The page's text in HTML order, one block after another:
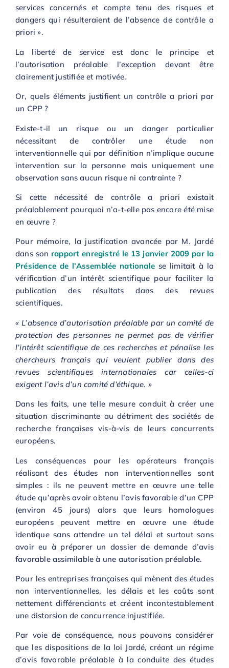
services concernés et compte tenu des risques et
dangers qui résulteraient de l’absence de contrôle a
priori ».
La liberté de service est donc le principe et
l’autorisation préalable l’exception devant être
clairement justifiée et motivée.
Or, quels éléments justifient un contrôle a priori par
un CPP ?
Existe-t-il un risque ou un danger particulier
nécessitant de contrôler une étude non
interventionnelle qui par définition n’implique aucune
intervention sur la personne mais uniquement une
observation sans aucun risque ni contrainte ?
Si cette nécessité de contrôle a priori existait
préalablement pourquoi n’a-t-elle pas encore été mise
en œuvre ?
Pour mémoire, la justification avancée par M. Jardé
dans son rapport enregistré le 13 janvier 2009 par la
Présidence de l’Assemblée nationalese limitait à la
vérification d’un intérêt scientifique pour faciliter la
publication des résultats dans des revues
scientifiques.
« L’absence d’autorisation préalable par un comité de
protection des personnes ne permet pas de vérifier
l’intérêt scientifique de ces recherches et pénalise les
chercheurs français qui veulent publier dans des
revues scientifiques internationales car celles-ci
exigent l’avis d’un comité d’éthique. »
Dans les faits, une telle mesure conduit à créer une
situation discriminante au détriment des sociétés de
recherche françaises vis-à-vis de leurs concurrents
européens.
Les conséquences pour les opérateurs français
réalisant des études non interventionnelles sont
simples : ils ne peuvent mettre en œuvre une telle
étude qu’après avoir obtenu l’avis favorable d’un CPP
(environ 45 jours) alors que leurs homologues
européens peuvent mettre en œuvre une étude
identique sans attendre un tel délai et surtout sans
avoir eu à préparer un dossier de demande d’avis
favorable assimilable à une autorisation préalable.
Pour les entreprises françaises qui mènent des études
non interventionnelles, les délais et les coûts sont
nettement différenciants et créent incontestablement
une distorsion de concurrence injustifiée.
Par voie de conséquence, nous pouvons considérer
que les dispositions de la loi Jardé, créant un régime
d’avis favorable préalable à la conduite des études